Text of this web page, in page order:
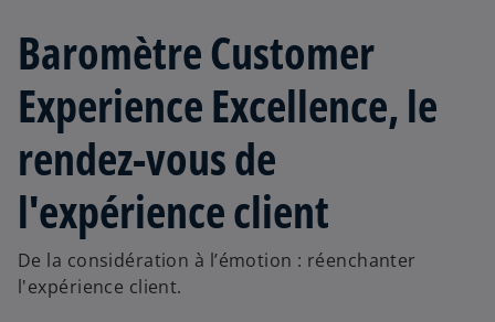
Baromètre Customer
Experience Excellence, le
rendez-vous de
l'expérience client
De la considération à l’émotion : réenchanter
l'expérience client.